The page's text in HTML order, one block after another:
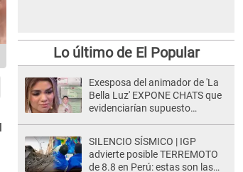
Lo último de El Popular
Exesposa del animador de 'La
Bella Luz' EXPONE CHATS que
evidenciarían supuesto
Saldaña, pese a tener pareja
SILENCIO SÍSMICO | IGP
advierte posible TERREMOTO
de 8.8 en Perú: estas son las